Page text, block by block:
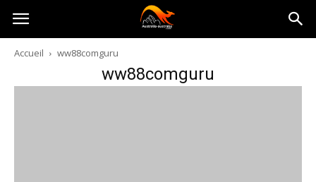
Australia-
australie.com
Accueil ww88comguru
ww88comguru